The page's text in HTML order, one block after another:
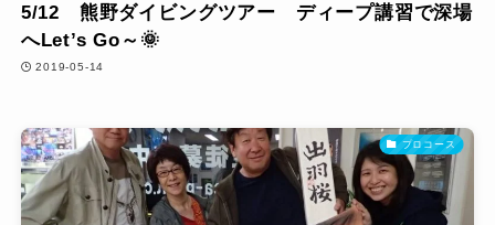
5/12 熊野ダイビングツアー ディープ講習で深場
へLet’s Go～🌞
2019-05-14
プロコース